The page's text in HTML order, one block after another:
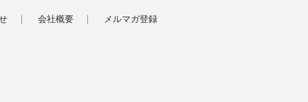
会社概要 メルマガ登録